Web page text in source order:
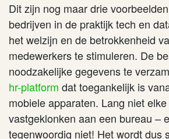
Dit zijn nog maar drie
bedrijven in de praktijk tech en
het welzijn en de betrokkenheid
medewerkers te stimuleren. De
noodzakelijke gegevens te
hr-platform dat toegankelijk is
mobiele apparaten. Lang niet
vastgeklonken aan een bureau –
tegenwoordig niet! Het wordt dus